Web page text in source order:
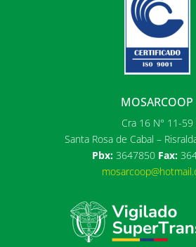
MOSARCOOP
Cra 16 N° 11-59
Santa Rosa de Cabal –
Pbx:3647850 Fax: